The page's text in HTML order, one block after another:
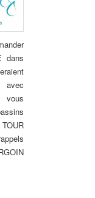
dans
avec
vous